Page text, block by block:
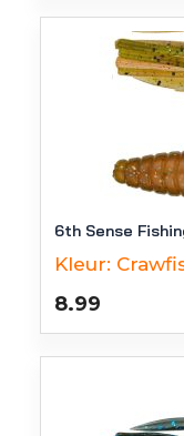
6th Sense
Kleur:
8.99